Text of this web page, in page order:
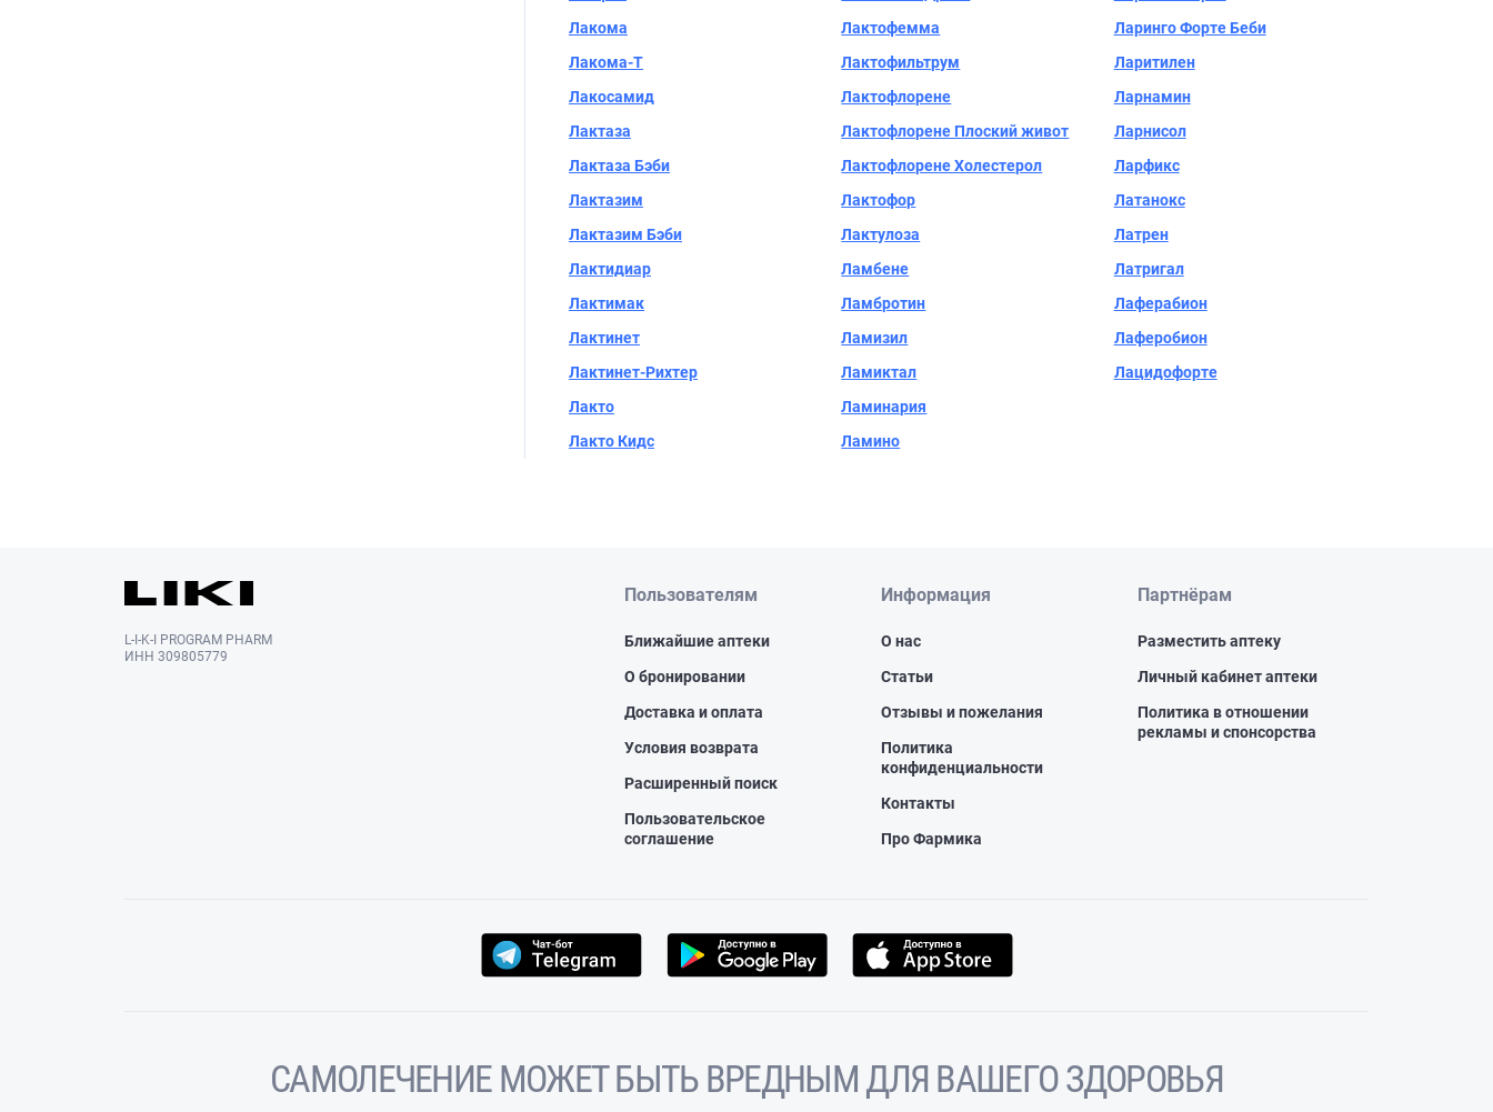
Лакома
Лакома-Т
Лакосамид
Лактаза
Лактаза Бэби
Лактазим
Лактазим Бэби
Лактидиар
Лактимак
Лактинет
Лактинет-Рихтер
Лакто
Лакто Кидс
Лактофемма
Лактофильтрум
Лактофлорене
Лактофлорене Плоский живот
Лактофлорене Холестерол
Лактофор
Лактулоза
Ламбене
Ламбротин
Ламизил
Ламиктал
Ламинария
Ламино
Ларинго Форте Беби
Ларитилен
Ларнамин
Ларнисол
Ларфикс
Латанокс
Латрен
Латригал
Лаферабион
Лаферобион
Лацидофорте
L-I-K-I PROGRAM PHARM
ИНН 309805779
Пользователям
Ближайшие аптеки
О бронировании
Доставка и оплата
Условия возврата
Расширенный поиск
Пользовательское
соглашение
Информация
О нас
Статьи
Отзывы и пожелания
Политика
конфиденциальности
Контакты
Про Фармика
Партнёрам
Разместить аптеку
Личный кабинет аптеки
Политика в отношении
рекламы и спонсорства
САМОЛЕЧЕНИЕ МОЖЕТ БЫТЬ ВРЕДНЫМ ДЛЯ ВАШЕГО ЗДОРОВЬЯ